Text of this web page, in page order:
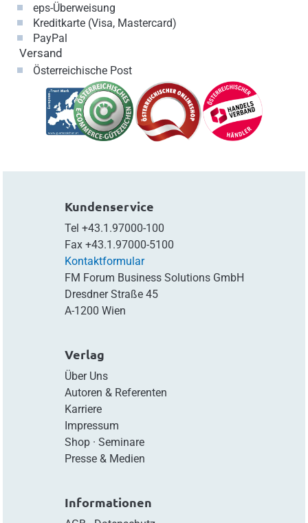
eps-Überweisung
Kreditkarte (Visa, Mastercard)
PayPal
Versand
Österreichische Post
Kundenservice
Tel +43.1.97000-100
Fax +43.1.97000-5100
Kontaktformular
FM Forum Business Solutions GmbH
Dresdner Straße 45
A-1200 Wien
Verlag
Über Uns
Autoren & Referenten
Karriere
Impressum
Shop· Seminare
Presse & Medien
Informationen